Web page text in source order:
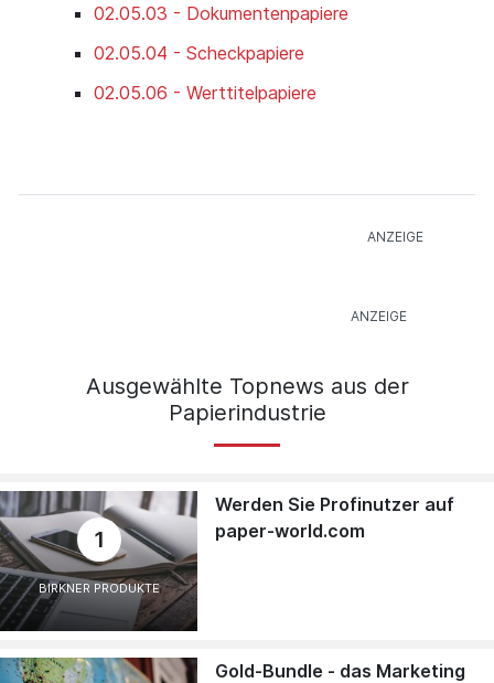
02.05.03 - Dokumentenpapiere
02.05.04 - Scheckpapiere
02.05.06 - Werttitelpapiere
Ausgewählte Topnews aus der
Papierindustrie
1
BIRKNER PRODUKTE
Werden Sie Profinutzer auf
paper-world.com
Gold-Bundle - das Marketing